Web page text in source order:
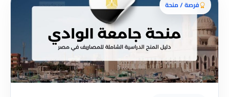
فرصة / منحة